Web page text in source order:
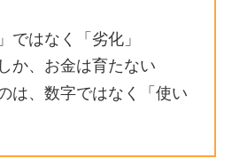
ではなく「劣化」
か、お金は育たない
は、数字ではなく「使い